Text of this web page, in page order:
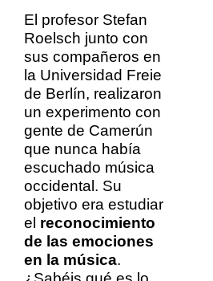
El profesor Stefan
Roelsch junto con
sus compañeros en
la Universidad Freie
de Berlín, realizaron
un experimento con
gente de Camerún
que nunca había
escuchado música
occidental. Su
objetivo era estudiar
el reconocimiento
de las emociones
en la música.